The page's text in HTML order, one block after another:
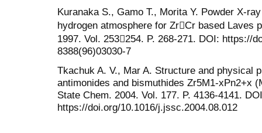
Kuranaka S., Gamo T., Morita Y. Powder X-
hydrogen atmosphere for ZrCr based Laves
1997. Vol. 253254. P. 268-271. DOI: https://
8388(96)03030-7
Tkachuk A. V., Mar A. Structure and physical
antimonides and bismuthides Zr5M1-xPn2+x
State Chem. 2004. Vol. 177. P. 4136-4141.
https://doi.org/10.1016/j.jssc.2004.08.012